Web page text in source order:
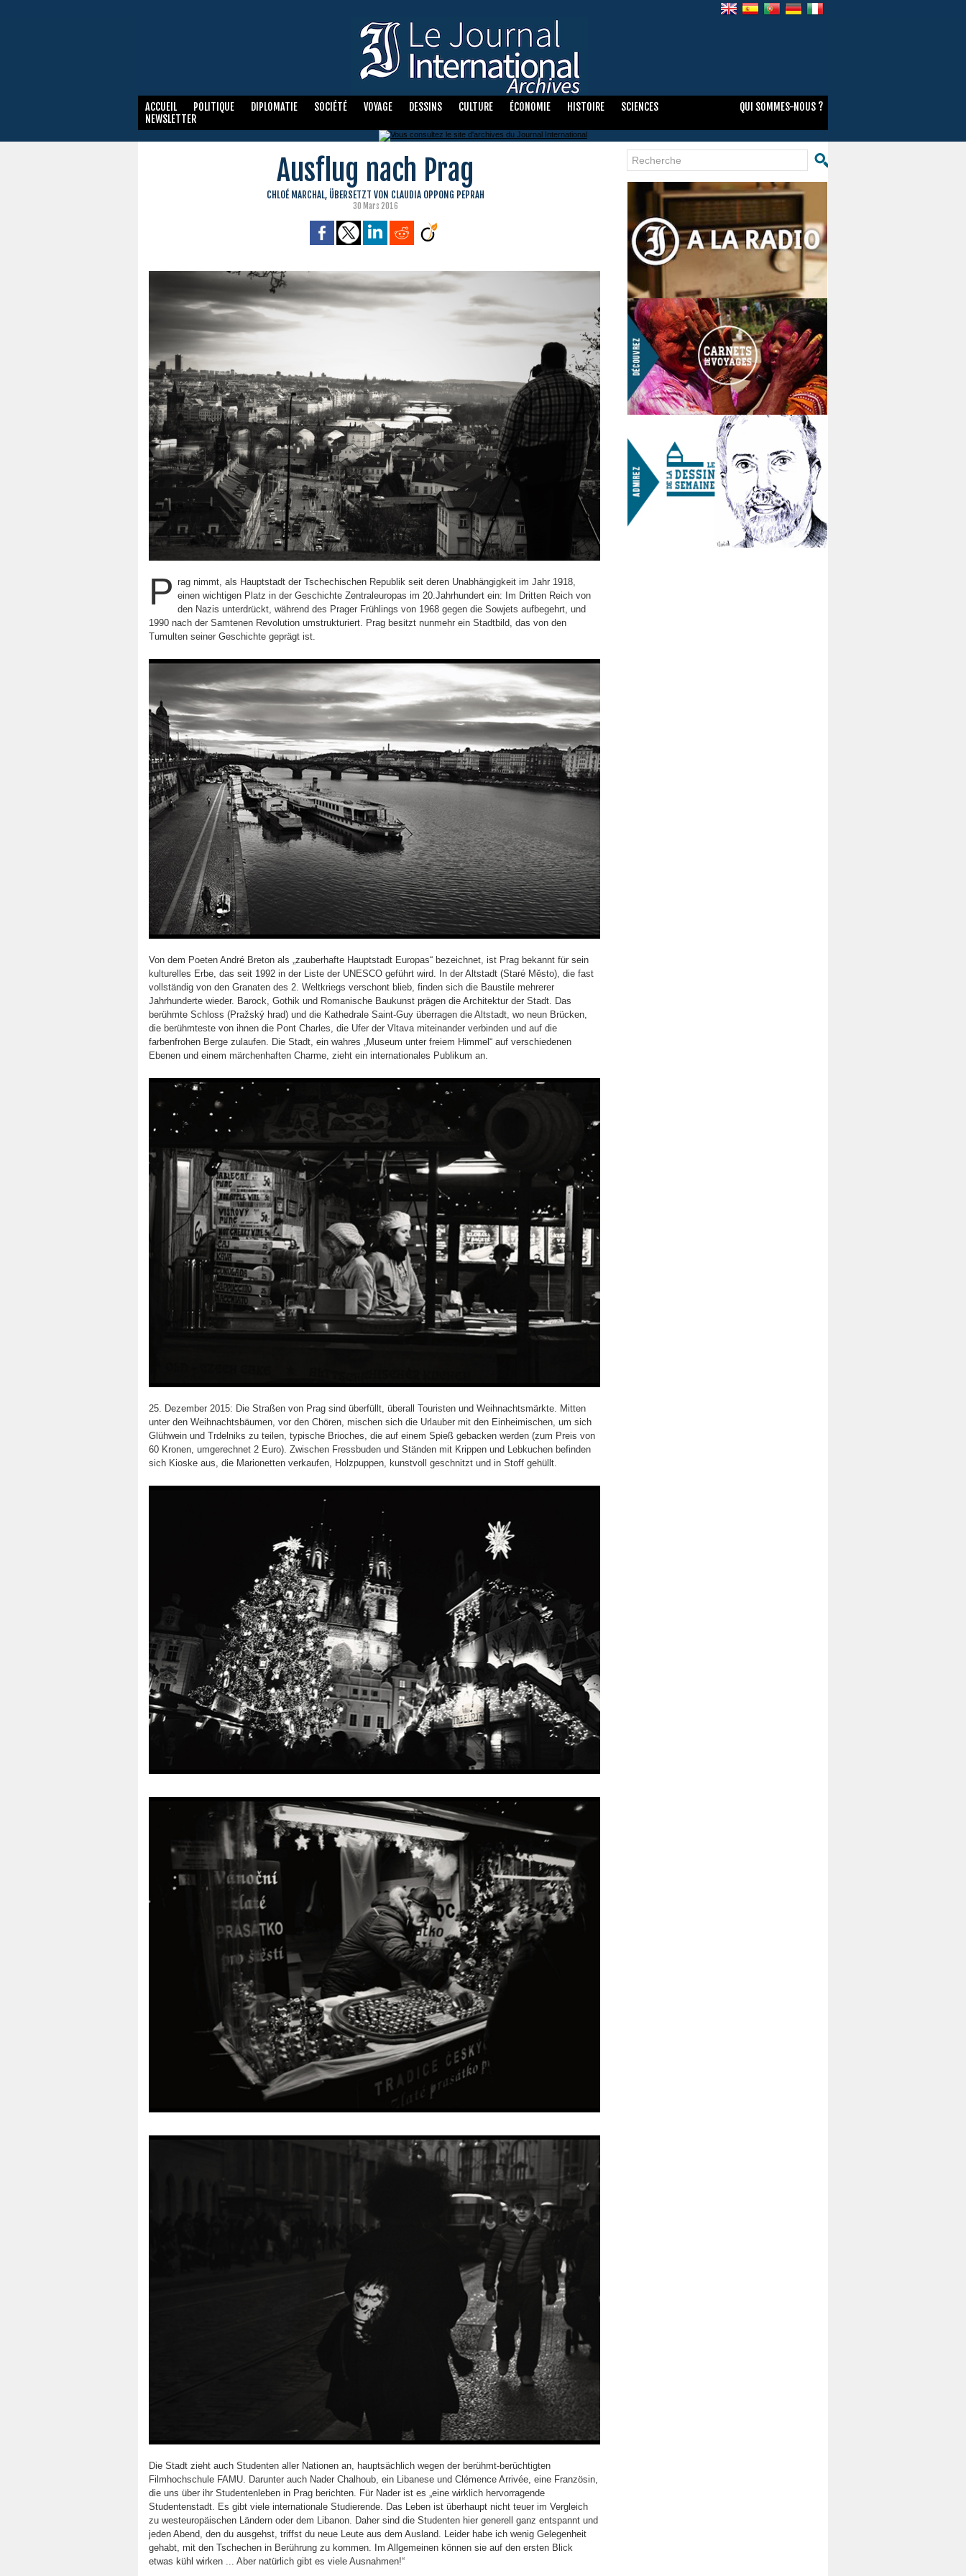
ACCUEIL POLITIQUE DIPLOMATIE SOCIÉTÉ VOYAGE DESSINS CULTURE ÉCONOMIE HISTOIRE
SCIENCES
NEWSLETTER
QUI SOMMES-NOUS ?
Ausflug nach Prag
CHLOÉ MARCHAL, ÜBERSETZT VON CLAUDIA OPPONG PEPRAH
30 Mars 2016
P rag nimmt, als Hauptstadt der Tschechischen Republik seit deren Unabhängigkeit im Jahr 1918,
einen wichtigen Platz in der Geschichte Zentraleuropas im 20.Jahrhundert ein: Im Dritten Reich von
den Nazis unterdrückt, während des Prager Frühlings von 1968 gegen die Sowjets aufbegehrt, und
1990 nach der Samtenen Revolution umstrukturiert. Prag besitzt nunmehr ein Stadtbild, das von den
Tumulten seiner Geschichte geprägt ist.
Von dem Poeten André Breton als „zauberhafte Hauptstadt Europas“ bezeichnet, ist Prag bekannt für sein
kulturelles Erbe, das seit 1992 in der Liste der UNESCO geführt wird. In der Altstadt (Staré Město), die fast
vollständig von den Granaten des 2. Weltkriegs verschont blieb, finden sich die Baustile mehrerer
Jahrhunderte wieder. Barock, Gothik und Romanische Baukunst prägen die Architektur der Stadt. Das
berühmte Schloss (Pražský hrad) und die Kathedrale Saint-Guy überragen die Altstadt, wo neun Brücken,
die berühmteste von ihnen die Pont Charles, die Ufer der Vltava miteinander verbinden und auf die
farbenfrohen Berge zulaufen. Die Stadt, ein wahres „Museum unter freiem Himmel“ auf verschiedenen
Ebenen und einem märchenhaften Charme, zieht ein internationales Publikum an.
25. Dezember 2015: Die Straßen von Prag sind überfüllt, überall Touristen und Weihnachtsmärkte. Mitten
unter den Weihnachtsbäumen, vor den Chören, mischen sich die Urlauber mit den Einheimischen, um sich
Glühwein und Trdelniks zu teilen, typische Brioches, die auf einem Spieß gebacken werden (zum Preis von
60 Kronen, umgerechnet 2 Euro). Zwischen Fressbuden und Ständen mit Krippen und Lebkuchen befinden
sich Kioske aus, die Marionetten verkaufen, Holzpuppen, kunstvoll geschnitzt und in Stoff gehüllt.
Die Stadt zieht auch Studenten aller Nationen an, hauptsächlich wegen der berühmt-berüchtigten
Filmhochschule FAMU. Darunter auch Nader Chalhoub, ein Libanese und Clémence Arrivée, eine Französin,
die uns über ihr Studentenleben in Prag berichten. Für Nader ist es „eine wirklich hervorragende
Studentenstadt. Es gibt viele internationale Studierende. Das Leben ist überhaupt nicht teuer im Vergleich
zu westeuropäischen Ländern oder dem Libanon. Daher sind die Studenten hier generell ganz entspannt und
jeden Abend, den du ausgehst, triffst du neue Leute aus dem Ausland. Leider habe ich wenig Gelegenheit
gehabt, mit den Tschechen in Berührung zu kommen. Im Allgemeinen können sie auf den ersten Blick
etwas kühl wirken ... Aber natürlich gibt es viele Ausnahmen!“